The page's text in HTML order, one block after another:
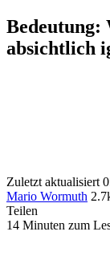
Bedeutung:
absichtlich
Zuletzt aktualisiert
Mario Wormuth
Teilen
14 Minuten zum